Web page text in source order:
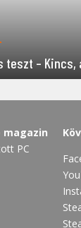
teszt – Kincs,
magazin
PC